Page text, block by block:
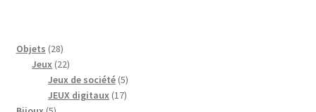
Objets 2828
produits
Jeux 2222
produits
Jeux de société 55
produits
JEUX digitaux 1717